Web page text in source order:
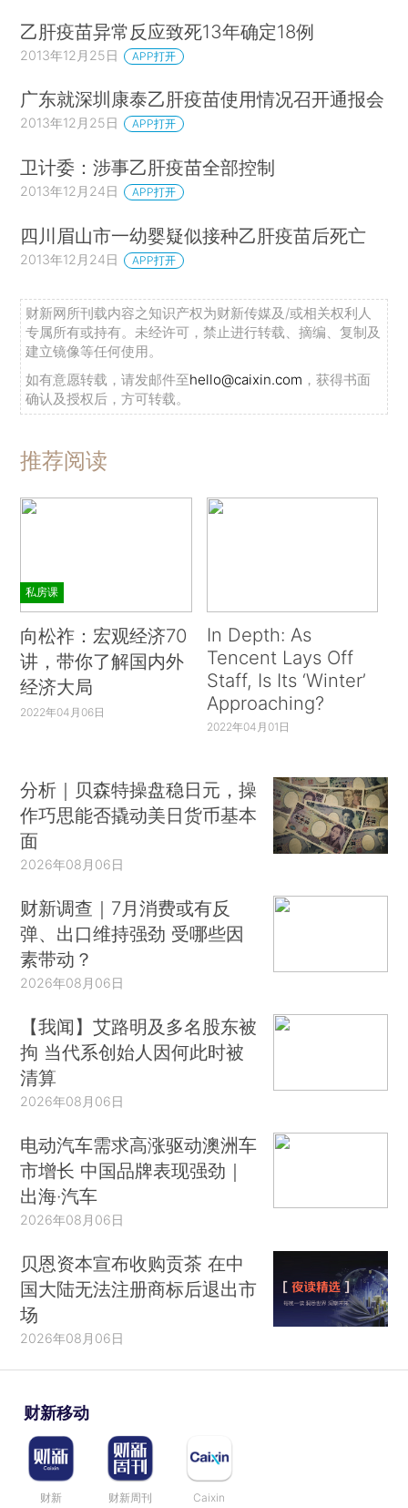
乙肝疫苗异常反应致死13年确定18例
2013年12月25日 APP打开
广东就深圳康泰乙肝疫苗使用情况召开通报会
2013年12月25日 APP打开
卫计委：涉事乙肝疫苗全部控制
2013年12月24日 APP打开
四川眉山市一幼婴疑似接种乙肝疫苗后死亡
2013年12月24日 APP打开
财新网所刊载内容之知识产权为财新传媒及/或相关权利人
专属所有或持有。未经许可，禁止进行转载、摘编、复制及
建立镜像等任何使用。
如有意愿转载，请发邮件至hello@caixin.com ，获得书面
确认及授权后，方可转载。
推荐阅读
私房课
向松祚：宏观经济70
讲，带你了解国内外
经济大局
2022年04月06日
In Depth: As
Tencent Lays Off
Staff, Is Its ‘Winter’
Approaching?
2022年04月01日
分析｜贝森特操盘稳日元，操
作巧思能否撬动美日货币基本
面
2026年08月06日
财新调查｜7月消费或有反
弹、出口维持强劲 受哪些因
素带动？
2026年08月06日
【我闻】艾路明及多名股东被
拘 当代系创始人因何此时被
清算
2026年08月06日
电动汽车需求高涨驱动澳洲车
市增长 中国品牌表现强劲｜
出海·汽车
2026年08月06日
贝恩资本宣布收购贡茶 在中
国大陆无法注册商标后退出市
场
2026年08月06日
财新移动
财新 财新周刊 Caixin